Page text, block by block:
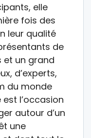
elle
fois des
leur qualité
de
et un grand
d’experts,
du monde
l’occasion
autour d’un
une